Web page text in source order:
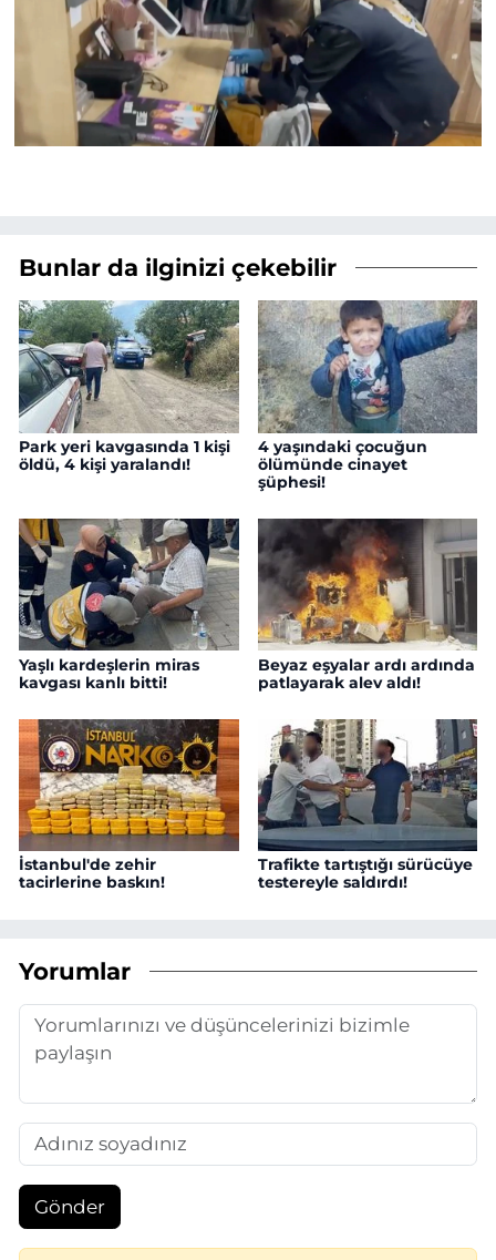
Bunlar da ilginizi çekebilir
Park yeri kavgasında 1 kişi
öldü, 4 kişi yaralandı!
4 yaşındaki çocuğun
ölümünde cinayet
şüphesi!
Yaşlı kardeşlerin miras
kavgası kanlı bitti!
Beyaz eşyalar ardı ardında
patlayarak alev aldı!
İstanbul'de zehir
tacirlerine baskın!
Trafikte tartıştığı sürücüye
testereyle saldırdı!
Yorumlar
Gönder